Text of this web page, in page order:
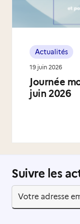
Journée
juin 2026
Actualités
19 juin 2026
Suivre les